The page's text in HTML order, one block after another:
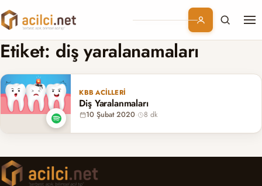
Branşlar
Konular
Kurumsal
Etiket: diş yaralanamaları
KBB ACILLERI
Diş Yaralanmaları
10 Şubat 2020· 8 dk